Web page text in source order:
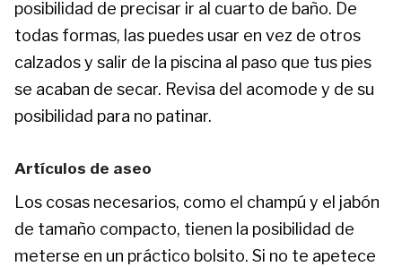
posibilidad de precisar ir al cuarto de baño. De
todas formas, las puedes usar en vez de otros
calzados y salir de la piscina al paso que tus pies
se acaban de secar. Revisa del acomode y de su
posibilidad para no patinar.
Artículos de aseo
Los cosas necesarios, como el champú y el jabón
de tamaño compacto, tienen la posibilidad de
meterse en un práctico bolsito. Si no te apetece